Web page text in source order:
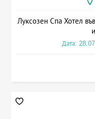
Луксозен Спа Хотел
Дата: